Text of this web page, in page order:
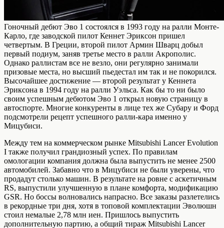
Гоночный дебют Эво 1 состоялся в 1993 году на ралли Монте-
Карло, где заводской пилот Кеннет Эриксон пришел
четвертым. В Греции, второй пилот Армин Шварц добыл
первый подиум, заняв третье место в ралли Акрополис.
Однако раллистам все не везло, они регулярно занимали
призовые места, но высший пьедестал им так и не покорился.
Высочайшее достижение — второй результат у Кеннета
Эриксона в 1994 году на ралли Уэльса. Как бы то ни было
своим успешным дебютом Эво 1 открыл новую страницу в
автоспорте. Многие конкуренты в лице тех же Субару и Форд
подсмотрели рецепт успешного ралли-кара именно у
Мицубиси.
Между тем на коммерческом рынке Mitsubishi Lancer Evolution
I также получил грандиозный успех. По правилам
омологации компания должна была выпустить не менее 2500
автомобилей. Забавно что в Мицубиси не были уверены, что
продадут столько машин. В результате на ровне с аскетичным
RS, выпустили улучшенную в плане комфорта, модификацию
GSR. Но боссы волновались напрасно. Все заказы разлетелись
в рекордные три дня, хотя в топовой комплектации Эволюшн
стоил немалые 2,78 млн иен. Пришлось выпустить
дополнительную партию, а общий тираж Mitsubishi Lancer